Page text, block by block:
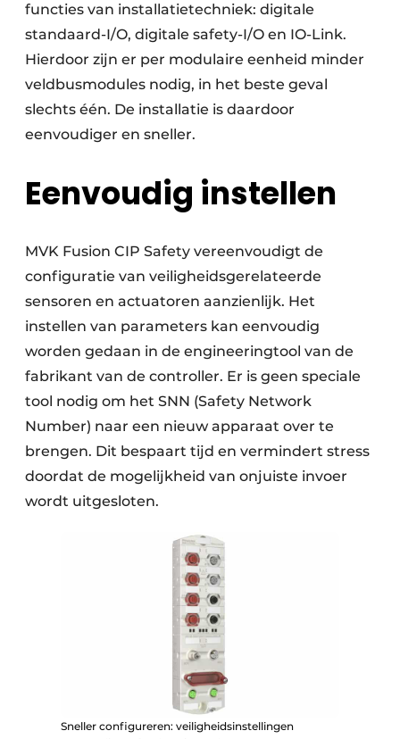
functies van installatietechniek: digitale
standaard-I/O, digitale safety-I/O en IO-Link.
Hierdoor zijn er per modulaire eenheid minder
veldbusmodules nodig, in het beste geval
slechts één. De installatie is daardoor
eenvoudiger en sneller.
Eenvoudig instellen
MVK Fusion CIP Safety vereenvoudigt de
configuratie van veiligheidsgerelateerde
sensoren en actuatoren aanzienlijk. Het
instellen van parameters kan eenvoudig
worden gedaan in de engineeringtool van de
fabrikant van de controller. Er is geen speciale
tool nodig om het SNN (Safety Network
Number) naar een nieuw apparaat over te
brengen. Dit bespaart tijd en vermindert stress
doordat de mogelijkheid van onjuiste invoer
wordt uitgesloten.
Sneller configureren: veiligheidsinstellingen